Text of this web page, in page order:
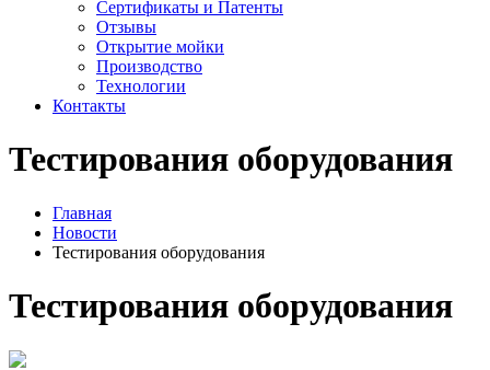
Сертификаты и Патенты
Отзывы
Открытие мойки
Производство
Технологии
Контакты
Тестирования оборудования
Главная
Новости
Тестирования оборудования
Тестирования оборудования